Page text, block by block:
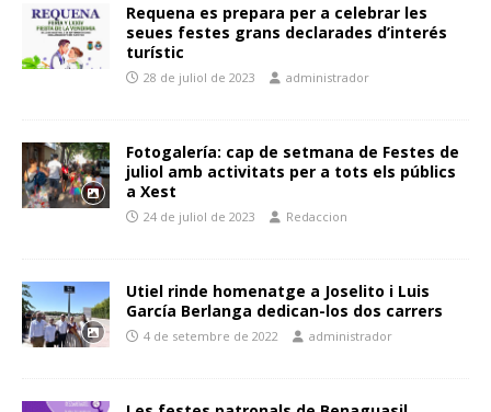
Requena es prepara per a celebrar les
seues festes grans declarades d’interés
turístic
28 de juliol de 2023 administrador
Fotogalería: cap de setmana de Festes de
juliol amb activitats per a tots els públics
a Xest
24 de juliol de 2023 Redaccion
Utiel rinde homenatge a Joselito i Luis
García Berlanga dedican-los dos carrers
4 de setembre de 2022 administrador